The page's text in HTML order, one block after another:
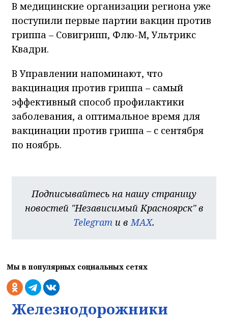
В медицинские организации региона уже
поступили первые партии вакцин против
гриппа – Совигрипп, Флю-М, Ультрикс
Квадри.
В Управлении напоминают, что
вакцинация против гриппа – самый
эффективный способ профилактики
заболевания, а оптимальное время для
вакцинации против гриппа – с сентября
по ноябрь.
Подписывайтесь на нашу страницу
новостей "Независимый Красноярск" в
Telegram и вMAX.
Мы в популярных социальных сетях
Железнодорожники